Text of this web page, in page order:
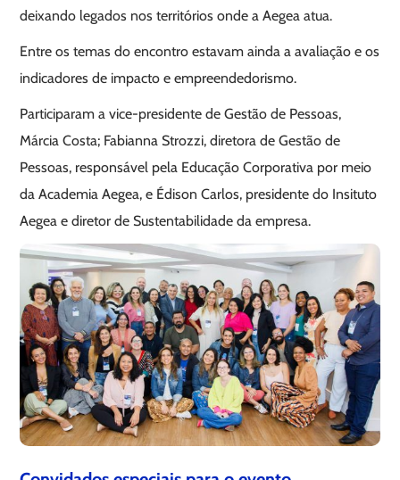
deixando legados nos territórios onde a Aegea atua.
Entre os temas do encontro estavam ainda a avaliação e os
indicadores de impacto e empreendedorismo.
Participaram a vice-presidente de Gestão de Pessoas,
Márcia Costa; Fabianna Strozzi, diretora de Gestão de
Pessoas, responsável pela Educação Corporativa por meio
da Academia Aegea, e Édison Carlos, presidente do Insituto
Aegea e diretor de Sustentabilidade da empresa.